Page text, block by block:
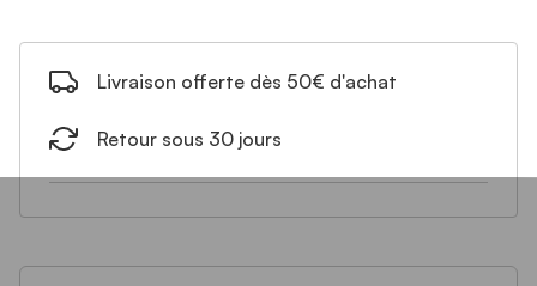
Livraison offerte dès 50€ d'achat
Retour sous 30 jours